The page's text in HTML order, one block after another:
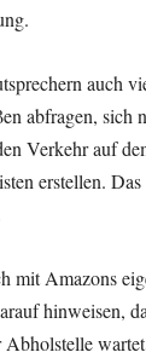
auch
abfragen, sich
Verkehr auf
erstellen.
mit Amazons
hinweisen,